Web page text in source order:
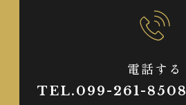
電話する
TEL.099-261-8508